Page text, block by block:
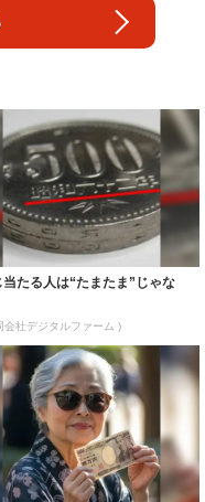
当たる人は“たまたま”じゃな
会社デジタルファーム )